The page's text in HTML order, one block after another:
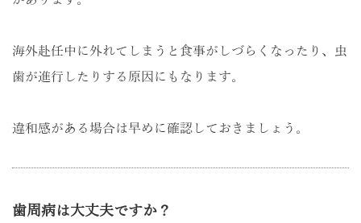
海外赴任中に外れてしまうと食事がしづらくなったり、虫
歯が進行したりする原因にもなります。
違和感がある場合は早めに確認しておきましょう。
歯周病は大丈夫ですか？